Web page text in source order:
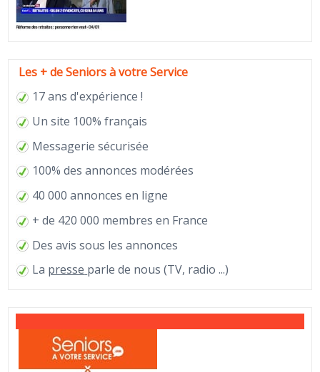
Les + de Seniors à votre Service
17 ans d'expérience !
Un site 100% français
Messagerie sécurisée
100% des annonces modérées
40 000 annonces en ligne
+ de 420 000 membres en France
Des avis sous les annonces
La presse parle de nous (TV, radio ...)